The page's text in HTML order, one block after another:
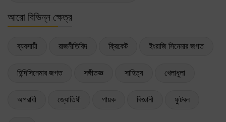
আরো বিভিন্ন ক্ষেত্র
ব্যবসায়ী রাজনীতিবিদ ক্রিকেট ইংরাজি সিনেমার জগত
হিন্দিসিনেমার জগত সঙ্গীতজ্ঞ সাহিত্য খেলাধুলা
অপরাধী জ্যোতিষী গায়ক বিজ্ঞানী ফুটবল